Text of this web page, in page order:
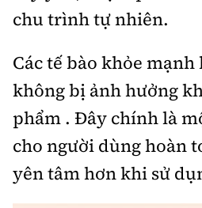
chu trình tự nhiên.
Các tế bào khỏe mạnh
không bị ảnh hưởng
phẩm . Đây chính là
cho người dùng hoàn
yên tâm hơn khi sử